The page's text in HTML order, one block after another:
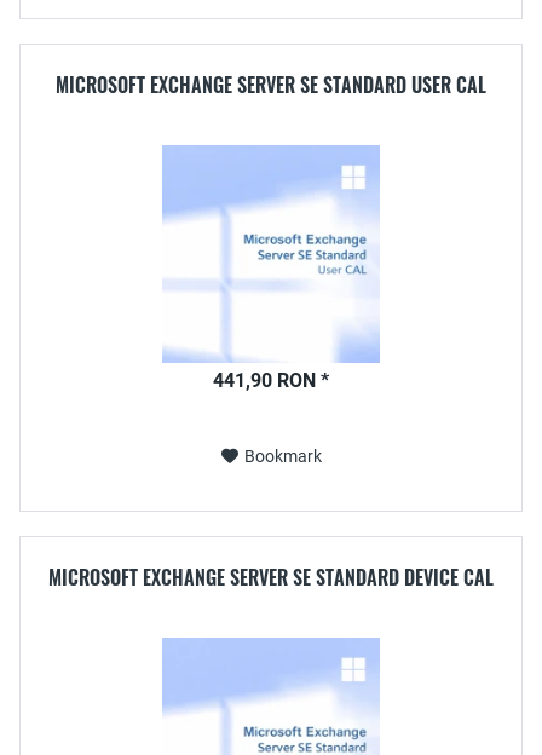
MICROSOFT EXCHANGE SERVER SE STANDARD USER CAL
441,90 RON *
Bookmark
MICROSOFT EXCHANGE SERVER SE STANDARD DEVICE CAL